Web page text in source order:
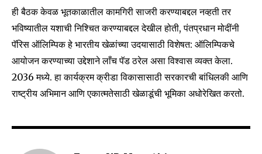
SUBSCRIBE
I've read and accept thePrivacy Policy.
6,300 32,111 75
ही बैठक केवळ भूतकाळातील कामगिरी साजरी करण्याबद्दल नव्हती तर
भविष्यातील यशाची निश्चित करण्याबद्दल देखील होती, पंतप्रधान मोदींनी
पॅरिस ऑलिम्पिक हे भारतीय खेळांच्या उदयासाठी विशेषत: ऑलिम्पिकचे
आयोजन करण्याच्या उद्देशाने लाँच पॅड ठरेल असा विश्वास व्यक्त केला.
2036 मध्ये. हा कार्यक्रम क्रीडा विकासासाठी सरकारची बांधिलकी आणि
राष्ट्रीय अभिमान आणि एकात्मतेसाठी खेळाडूंची भूमिका अधोरेखित करतो.